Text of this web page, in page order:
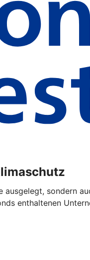
sondern
enthaltenen